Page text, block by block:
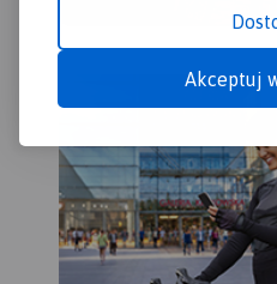
Akceptuj